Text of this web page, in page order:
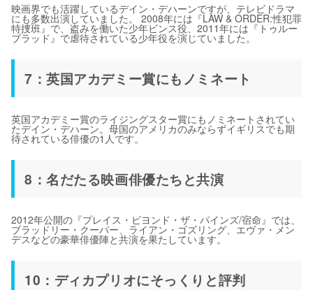
映画界でも活躍しているデイン・デハーンですが、テレビドラマ
にも多数出演していました。 2008年には『LAW & ORDER:性犯罪
特捜班』で、盗みを働いた少年ビンス役、2011年には『トゥルー
ブラッド』で虐待されている少年役を演じていました。
7：英国アカデミー賞にもノミネート
英国アカデミー賞のライジングスター賞にもノミネートされてい
たデイン・デハーン。母国のアメリカのみならずイギリスでも期
待されている俳優の1人です。
8：名だたる映画俳優たちと共演
2012年公開の『プレイス・ビヨンド・ザ・パインズ/宿命』では、
ブラッドリー・クーパー、ライアン・ゴズリング、エヴァ・メン
デスなどの豪華俳優陣と共演を果たしています。
10：ディカプリオにそっくりと評判